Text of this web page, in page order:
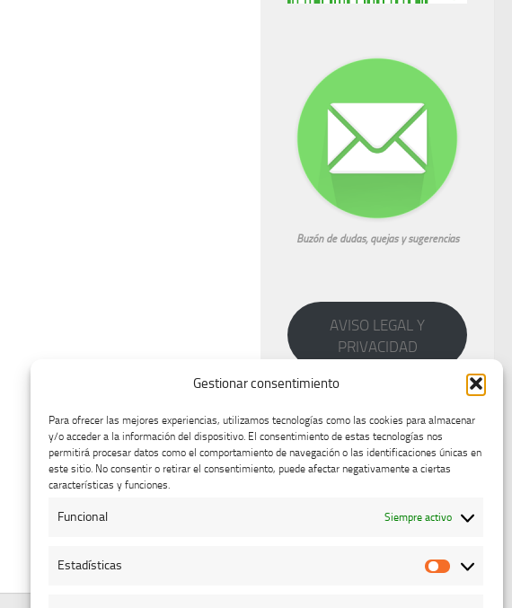
Gestionar consentimiento
Para ofrecer las mejores experiencias, utilizamos tecnologías como las cookies para almacenar
y/o acceder a la información del dispositivo. El consentimiento de estas tecnologías nos
permitirá procesar datos como el comportamiento de navegación o las identificaciones únicas en
este sitio. No consentir o retirar el consentimiento, puede afectar negativamente a ciertas
características y funciones.
Funcional Siempre activo
Estadísticas
Buzón de dudas, quejas y sugerencias
AVISO LEGAL Y
PRIVACIDAD